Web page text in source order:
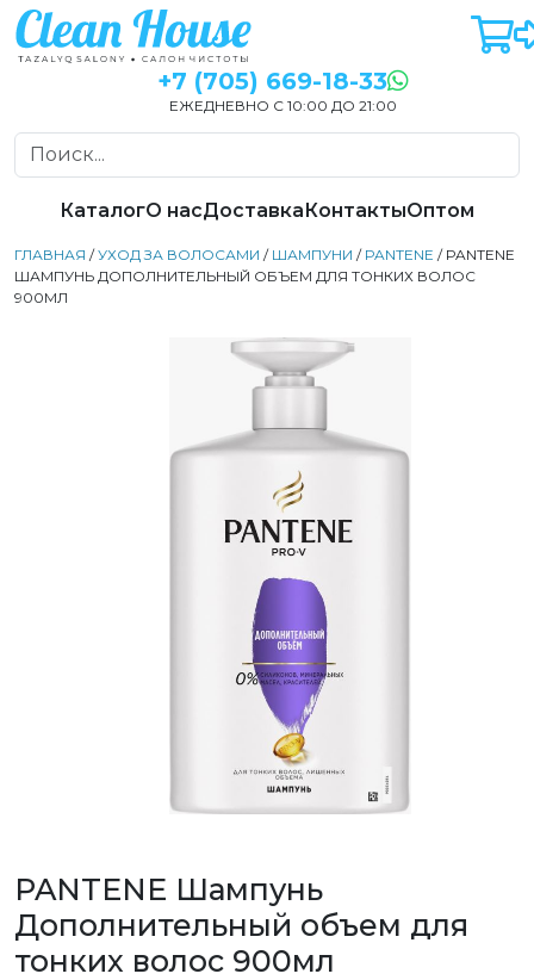
+7 (705) 669-18-33
ЕЖЕДНЕВНО С 10:00 ДО 21:00
КаталогО насДоставкаКонтактыОптом
ГЛАВНАЯ /УХОД ЗА ВОЛОСАМИ / ШАМПУНИ / PANTENE / PANTENE
ШАМПУНЬ ДОПОЛНИТЕЛЬНЫЙ ОБЪЕМ ДЛЯ ТОНКИХ ВОЛОС
900МЛ
PANTENE Шампунь
Дополнительный объем для
тонких волос 900мл